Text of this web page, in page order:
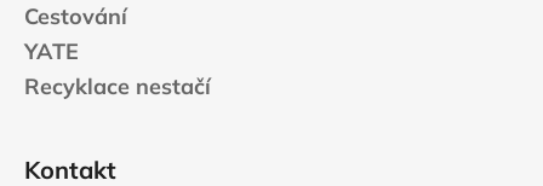
Cestování
YATE
Recyklace nestačí
Kontakt